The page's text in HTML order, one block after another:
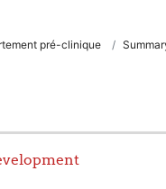
pré-clinique